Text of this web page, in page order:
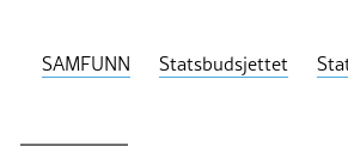
SAMFUNN Statsbudsjettet